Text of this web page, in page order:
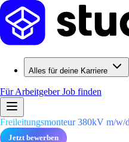
Alles für deine Karriere
Für ArbeitgeberJob finden
Freileitungsmonteur 380kV m/w/
Jetzt bewerben